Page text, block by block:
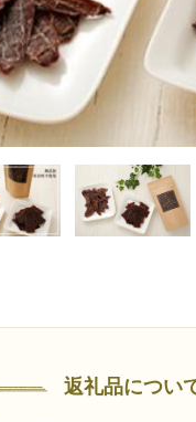
返礼品につい